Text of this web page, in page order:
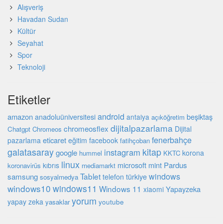
Alışveriş
Havadan Sudan
Kültür
Seyahat
Spor
Teknoloji
Etiketler
amazon anadoluüniversitesi android antalya açıköğretim beşiktaş
Chatgpt Chromeos chromeosflex dijitalpazarlama Dijital
pazarlama eticaret eğitim facebook fatihçoban fenerbahçe
galatasaraygoogle hummel instagram kitap KKTC korona
koronavirüs kıbrıs linux mediamarkt microsoft mint Pardus
samsung sosyalmedya Tablet telefon türkiyewindows
windows10 windows11 Windows 11 xiaomi Yapayzeka
yapay zeka yasaklar yorum youtube